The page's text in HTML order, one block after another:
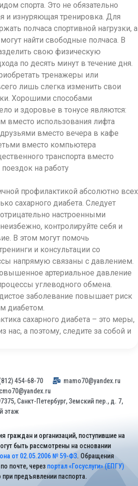
спорта. Это не обязательно
и изнуряющая тренировка. Для
полчаса спортивной нагрузки, а
найти свободные полчаса. В
свою физическую
по десять минут в течение дня.
тренажеры или
лишь слегка изменить свои
Хорошими способами
и здоровье в тонусе являются:
вместо использования лифта
вместо вечера в кафе
вместо компьютера
транспорта вместо
на работу
профилактикой абсолютно всех
сахарного диабета. Следует
настроенными
контролируйте себя и
В этом могут помочь
и консультации со
напрямую связаны с давлением.
артериальное давление
углеводного обмена.
ое заболевание повышает риск
диабетом.
сахарного диабета – это меры,
нас, а поэтому, следите за собой и
454-68-70
mamo70@yandex.ru
Санкт-Петербург, Земский пер., д. 7,
этаж
граждан и организаций, поступившие на
быть рассмотрены на основании
от 02.05.2006 № 59-ФЗ. Обращения
почте, через портал «Госуслуги» (ЕПГУ)
при предъявлении паспорта.